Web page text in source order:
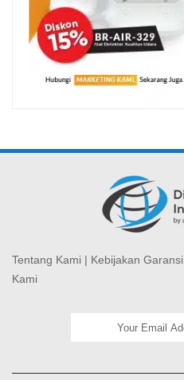
Tentang Kami | Kebijakan Garansi
Kami